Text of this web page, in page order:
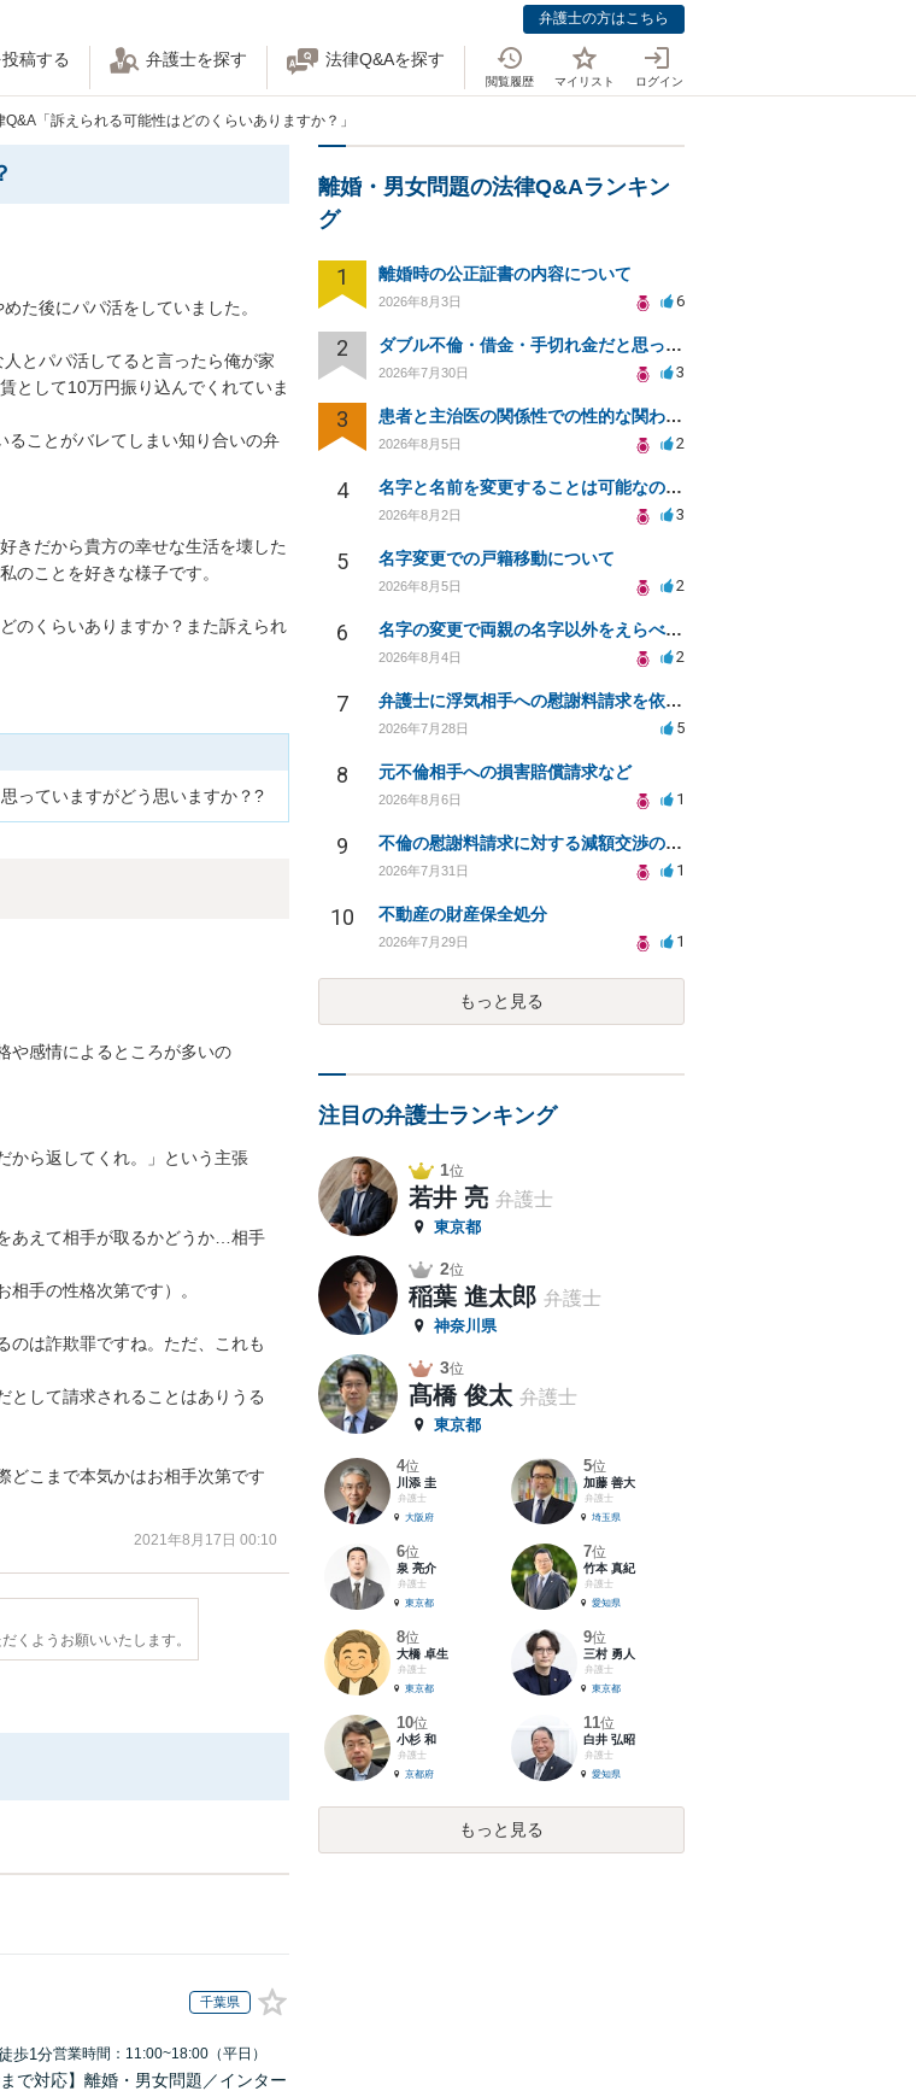
弁護士の方はこちら
稿する 弁護士を探す 法律Q&Aを探す
閲覧履歴 マイリスト ログイン
Q&A「訴えられる可能性はどのくらいありますか？」
として10万円振り込んでくれていま
ることがバレてしまい知り合いの弁
きだから貴方の幸せな生活を壊した
のことを好きな様子です。
のくらいありますか？また訴えられ
っていますがどう思いますか？?
や感情によるところが多いの
から返してくれ。」という主張
あえて相手が取るかどうか…相手
手の性格次第です）。
のは詐欺罪ですね。ただ、これも
として請求されることはありうる
どこまで本気かはお相手次第です
2021年8月17日 00:10
くようお願いいたします。
千葉県
歩1分営業時間：11:00~18:00（平日）
で対応】離婚・男女問題／インター
離婚・男女問題の法律Q&Aランキン
グ
1 離婚時の公正証書の内容について
2026年8月3日 6
2 ダブル不倫・借金・手切れ金だと思っていたお金を1年後いまさら脅迫罪として通知書が来てまとめて請求
2026年7月30日 3
3 患者と主治医の関係性での性的な関わりからのトラブル
2026年8月5日 2
4 名字と名前を変更することは可能なのか？
2026年8月2日 3
5 名字変更での戸籍移動について
2026年8月5日 2
6 名字の変更で両親の名字以外をえらべるのか？
2026年8月4日 2
7 弁護士に浮気相手への慰謝料請求を依頼する費用相場は？
2026年7月28日 5
8 元不倫相手への損害賠償請求など
2026年8月6日 1
9 不倫の慰謝料請求に対する減額交渉の可能性と対策
2026年7月31日 1
10 不動産の財産保全処分
2026年7月29日 1
もっと見る
注目の弁護士ランキング
1位
若井 亮 弁護士
東京都
2位
稲葉 進太郎 弁護士
神奈川県
3位
髙橋 俊太 弁護士
東京都
4位
川添 圭
弁護士
大阪府
5位
加藤 善大
弁護士
埼玉県
6位
泉 亮介
弁護士
東京都
7位
竹本 真紀
弁護士
愛知県
8位
大橋 卓生
弁護士
東京都
9位
三村 勇人
弁護士
東京都
10位
小杉 和
弁護士
京都府
11位
白井 弘昭
弁護士
愛知県
もっと見る